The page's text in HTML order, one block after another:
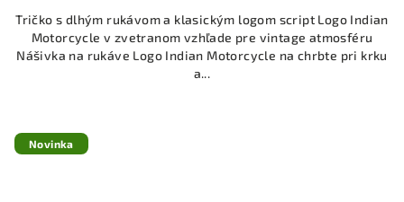
z
5
hviezdičiek.
Tričko s dlhým rukávom a klasickým logom script Logo Indian
Motorcycle v zvetranom vzhľade pre vintage atmosféru
Nášivka na rukáve Logo Indian Motorcycle na chrbte pri krku
a...
Novinka